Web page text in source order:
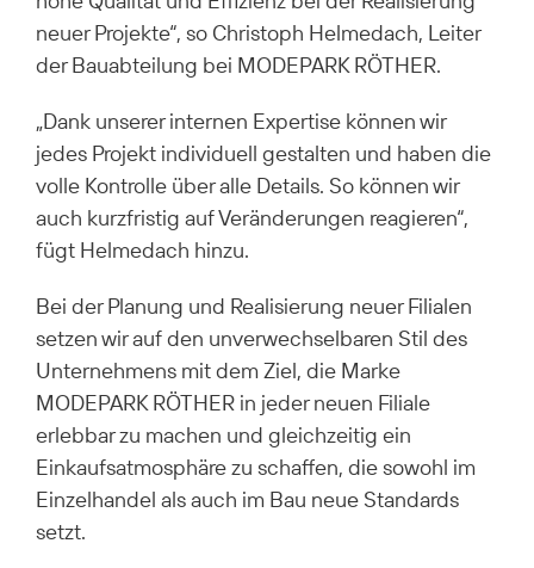
neuer Projekte“, so Christoph Helmedach, Leiter
der Bauabteilung bei MODEPARK RÖTHER.
„Dank unserer internen Expertise können wir
jedes Projekt individuell gestalten und haben die
volle Kontrolle über alle Details. So können wir
auch kurzfristig auf Veränderungen reagieren“,
fügt Helmedach hinzu.
Bei der Planung und Realisierung neuer Filialen
setzen wir auf den unverwechselbaren Stil des
Unternehmens mit dem Ziel, die Marke
MODEPARK RÖTHER in jeder neuen Filiale
erlebbar zu machen und gleichzeitig ein
Einkaufsatmosphäre zu schaffen, die sowohl im
Einzelhandel als auch im Bau neue Standards
setzt.